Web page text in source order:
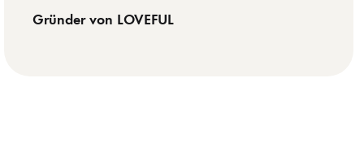
Gründer von LOVEFUL